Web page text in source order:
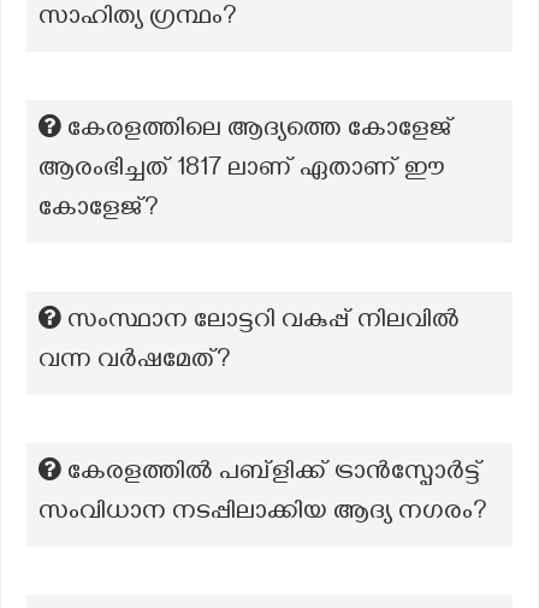
സാഹിത്യ ഗ്രന്ഥം?
കേരളത്തിലെ ആദ്യത്തെ കോളേജ്
ആരംഭിച്ചത് 1817 ലാണ് ഏതാണ് ഈ
കോളേജ്?
സംസ്ഥാന ലോട്ടറി വകുപ്പ് നിലവിൽ
വന്ന വർഷമേത്?
കേരളത്തിൽ പബ്ളിക്ക് ട്രാൻസ്പോർട്ട്
സംവിധാന നടപ്പിലാക്കിയ ആദ്യ നഗരം?